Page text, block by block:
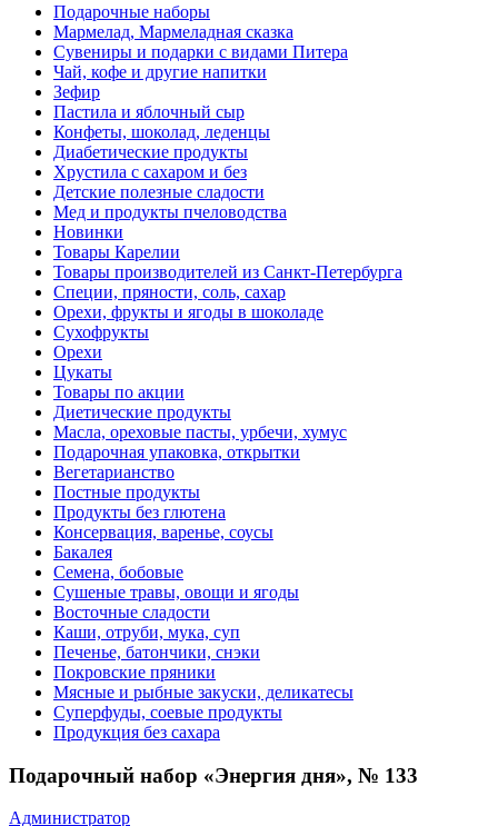
Подарочные наборы
Мармелад, Мармеладная сказка
Сувениры и подарки с видами Питера
Чай, кофе и другие напитки
Зефир
Пастила и яблочный сыр
Конфеты, шоколад, леденцы
Диабетические продукты
Хрустила с сахаром и без
Детские полезные сладости
Мед и продукты пчеловодства
Новинки
Товары Карелии
Товары производителей из Санкт-Петербурга
Специи, пряности, соль, сахар
Орехи, фрукты и ягоды в шоколаде
Сухофрукты
Орехи
Цукаты
Товары по акции
Диетические продукты
Масла, ореховые пасты, урбечи, хумус
Подарочная упаковка, открытки
Вегетарианство
Постные продукты
Продукты без глютена
Консервация, варенье, соусы
Бакалея
Семена, бобовые
Сушеные травы, овощи и ягоды
Восточные сладости
Каши, отруби, мука, суп
Печенье, батончики, снэки
Покровские пряники
Мясные и рыбные закуски, деликатесы
Суперфуды, соевые продукты
Продукция без сахара
Подарочный набор «Энергия дня», № 133
Администратор